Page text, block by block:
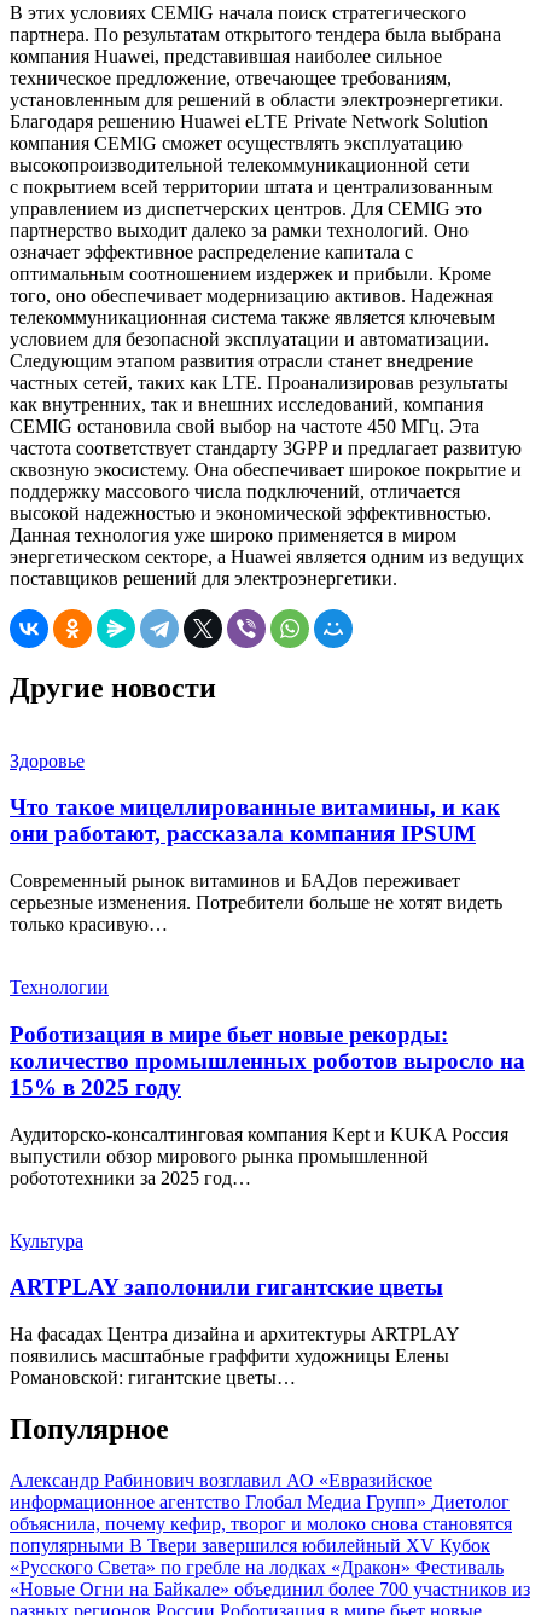
В этих условиях CEMIG начала поиск стратегического
партнера. По результатам открытого тендера была выбрана
компания Huawei, представившая наиболее сильное
техническое предложение, отвечающее требованиям,
установленным для решений в области электроэнергетики.
Благодаря решению Huawei eLTE Private Network Solution
компания CEMIG сможет осуществлять эксплуатацию
высокопроизводительной телекоммуникационной сети
с покрытием всей территории штата и централизованным
управлением из диспетчерских центров. Для CEMIG это
партнерство выходит далеко за рамки технологий. Оно
означает эффективное распределение капитала с
оптимальным соотношением издержек и прибыли. Кроме
того, оно обеспечивает модернизацию активов. Надежная
телекоммуникационная система также является ключевым
условием для безопасной эксплуатации и автоматизации.
Следующим этапом развития отрасли станет внедрение
частных сетей, таких как LTE. Проанализировав результаты
как внутренних, так и внешних исследований, компания
CEMIG остановила свой выбор на частоте 450 МГц. Эта
частота соответствует стандарту 3GPP и предлагает развитую
сквозную экосистему. Она обеспечивает широкое покрытие и
поддержку массового числа подключений, отличается
высокой надежностью и экономической эффективностью.
Данная технология уже широко применяется в миром
энергетическом секторе, а Huawei является одним из ведущих
поставщиков решений для электроэнергетики.
Другие новости
Здоровье
Что такое мицеллированные витамины, и как
они работают, рассказала компания IPSUM
Современный рынок витаминов и БАДов переживает
серьезные изменения. Потребители больше не хотят видеть
только красивую…
Технологии
Роботизация в мире бьет новые рекорды:
количество промышленных роботов выросло на
15% в 2025 году
Аудиторско-консалтинговая компания Kept и KUKA Россия
выпустили обзор мирового рынка промышленной
робототехники за 2025 год…
Культура
ARTPLAY заполонили гигантские цветы
На фасадах Центра дизайна и архитектуры ARTPLAY
появились масштабные граффити художницы Елены
Романовской: гигантские цветы…
Популярное
Александр Рабинович возглавил АО «Евразийское
информационное агентство Глобал Медиа Групп» Диетолог
объяснила, почему кефир, творог и молоко снова становятся
популярными В Твери завершился юбилейный XV Кубок
«Русского Света» по гребле на лодках «Дракон» Фестиваль
«Новые Огни на Байкале» объединил более 700 участников из
разных регионов России Роботизация в мире бьет новые